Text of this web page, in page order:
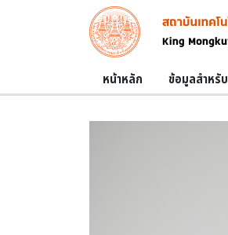
Skip to main content
Image
Main navigation
หน้าหลัก ข้อมูลสำหรับ